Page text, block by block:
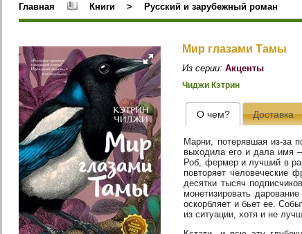
Главная Книги > Русский и зарубежный роман
Мир глазами Тамы
Из серии: Акценты
Чиджи Кэтрин
О чем? Доставка
Марни, потерявшая из-за
выходила его и дала имя
Роб, фермер и лучший в
повторяет человеческие
десятки тысяч
монетизировать
оскорбляет и бьет ее.
из ситуации, хотя и не